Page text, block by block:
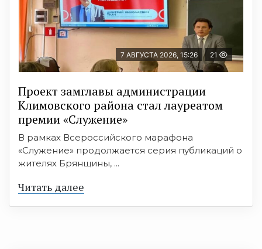
7 АВГУСТА 2026, 15:26 21
Проект замглавы администрации
Климовского района стал лауреатом
премии «Служение»
В рамках Всероссийского марафона
«Служение» продолжается серия публикаций о
жителях Брянщины, ...
Читать далее